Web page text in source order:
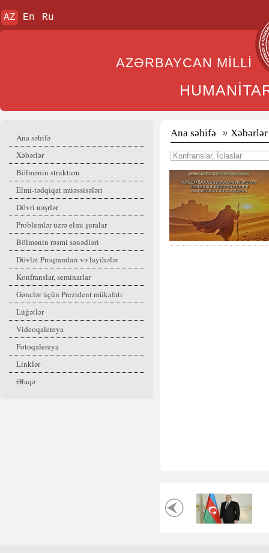
AZ En Ru
AZƏRBAYCAN
Ana səhifə
Xəbərlər
Bölmənin strukturu
Elmi-tədqiqat müəssisələri
Dövri nəşrlər
Problemlər üzrə elmi şuralar
Bölmənin rəsmi sənədləri
Dövlət Proqramları və layihələr
Konfranslar, seminarlar
Gənclər üçün Prezident mükafatı
Lüğətlər
Videoqalereya
Fotoqalereya
Linklər
Əlaqə
Ana səhifə Xəbərlər